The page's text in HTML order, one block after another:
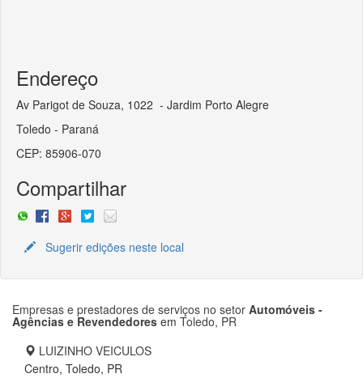
Endereço
Av Parigot de Souza, 1022 - Jardim Porto Alegre
Toledo - Paraná
CEP: 85906-070
Compartilhar
Sugerir edições neste local
Empresas e prestadores de serviços no setor Automóveis -
Agências e Revendedores em Toledo, PR
LUIZINHO VEICULOS
Centro, Toledo, PR